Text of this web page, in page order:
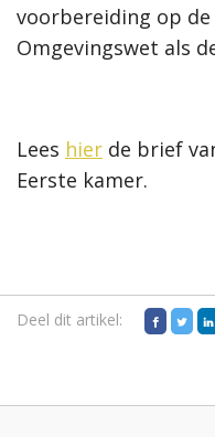
voorbereiding op
Omgevingswet als
Lees hier de brief
Eerste kamer.
Deel dit artikel: